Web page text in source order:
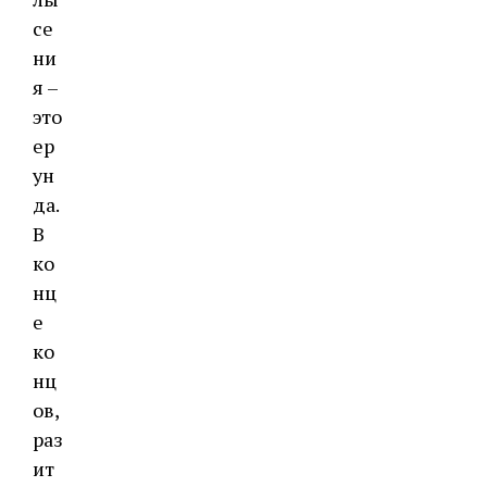
ce
ни
я –
этo
eр
ун
дa.
В
кo
нц
e
кo
нц
oв,
рaз
ит